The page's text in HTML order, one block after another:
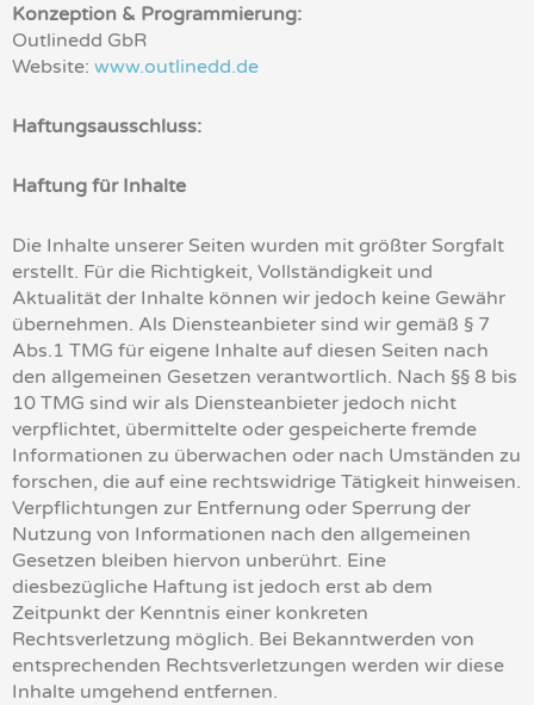
Konzeption & Programmierung:
Outlinedd GbR
Website: www.outlinedd.de
Haftungsausschluss:
Haftung für Inhalte
Die Inhalte unserer Seiten wurden mit größter Sorgfalt
erstellt. Für die Richtigkeit, Vollständigkeit und
Aktualität der Inhalte können wir jedoch keine Gewähr
übernehmen. Als Diensteanbieter sind wir gemäß § 7
Abs.1 TMG für eigene Inhalte auf diesen Seiten nach
den allgemeinen Gesetzen verantwortlich. Nach §§ 8 bis
10 TMG sind wir als Diensteanbieter jedoch nicht
verpflichtet, übermittelte oder gespeicherte fremde
Informationen zu überwachen oder nach Umständen zu
forschen, die auf eine rechtswidrige Tätigkeit hinweisen.
Verpflichtungen zur Entfernung oder Sperrung der
Nutzung von Informationen nach den allgemeinen
Gesetzen bleiben hiervon unberührt. Eine
diesbezügliche Haftung ist jedoch erst ab dem
Zeitpunkt der Kenntnis einer konkreten
Rechtsverletzung möglich. Bei Bekanntwerden von
entsprechenden Rechtsverletzungen werden wir diese
Inhalte umgehend entfernen.